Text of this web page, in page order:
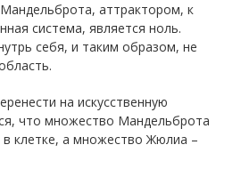
аттрактором, к
система, является ноль.
себя, и таким образом, не
на искусственную
что множество Мандельброта
клетке, а множество Жюлиа –